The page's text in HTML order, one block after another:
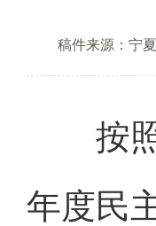
稿件来源：宁
按照
年度民